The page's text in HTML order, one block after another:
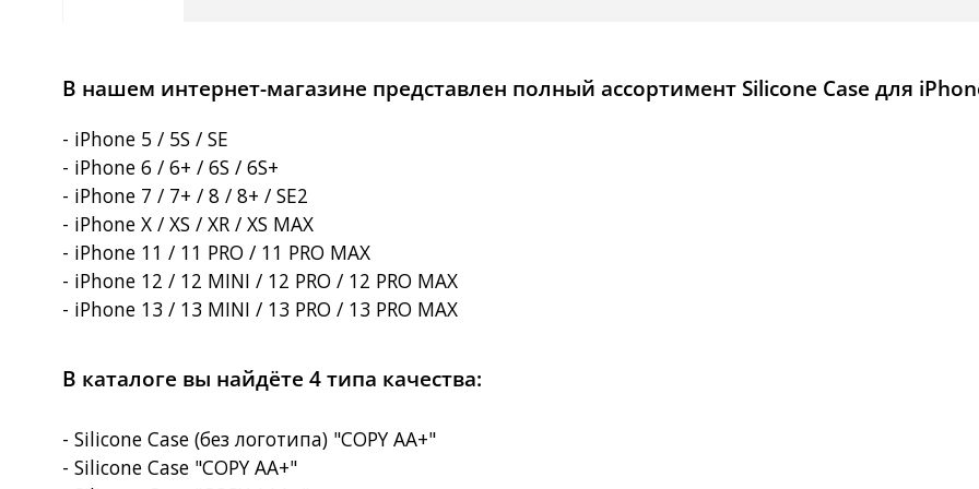
В нашем интернет-магазине представлен полный ассортимент Silicone Case для
- iPhone 5 / 5S / SE
- iPhone 6 / 6+ / 6S / 6S+
- iPhone 7 / 7+ / 8 / 8+ / SE2
- iPhone X / XS / XR / XS MAX
- iPhone 11 / 11 PRO / 11 PRO MAX
- iPhone 12 / 12 MINI / 12 PRO / 12 PRO MAX
- iPhone 13 / 13 MINI / 13 PRO / 13 PRO MAX
В каталоге вы найдёте 4 типа качества:
- Silicone Case (без логотипа) "COPY AA+"
- Silicone Case "COPY AA+"